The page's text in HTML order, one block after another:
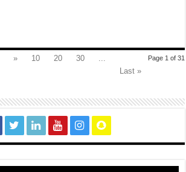
Page 1 of 31
» 10 20 30
...
Last »